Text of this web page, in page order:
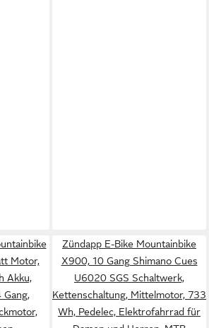
Motor,
Akku,
Gang,
Zündapp E-Bike Mountainbike
X900, 10 Gang Shimano Cues
U6020 SGS Schaltwerk,
Kettenschaltung, Mittelmotor, 733
Wh, Pedelec, Elektrofahrrad für